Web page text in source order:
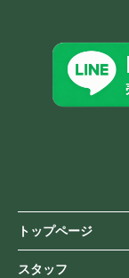
トップページ
スタッフ